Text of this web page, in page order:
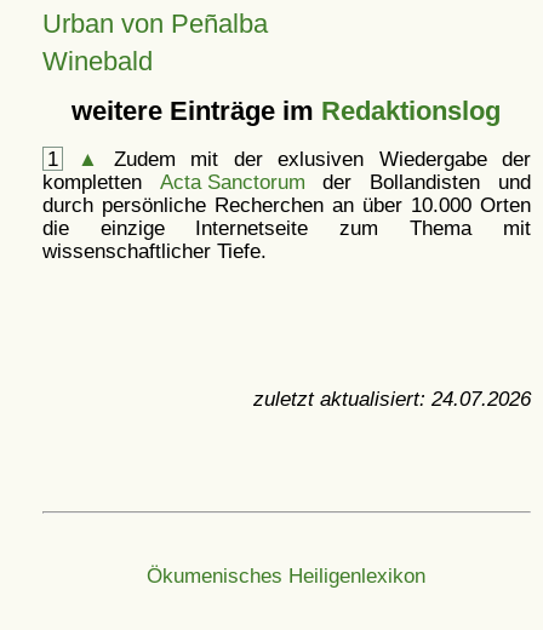
Urban von Peñalba
Winebald
weitere Einträge im Redaktionslog
1 ▲
Zudem mit der exlusiven Wiedergabe der
kompletten Acta Sanctorum der Bollandisten und
durch persönliche Recherchen an über 10.000 Orten
die einzige Internetseite zum Thema mit
wissenschaftlicher Tiefe.
zuletzt aktualisiert: 24.07.2026
Ökumenisches Heiligenlexikon